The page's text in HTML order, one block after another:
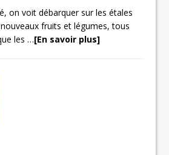
on voit débarquer sur les étales
fruits et légumes, tous
les…[En savoir plus]